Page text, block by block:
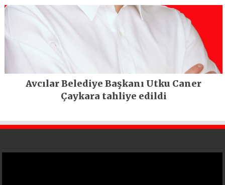
Avcılar Belediye Başkanı Utku Caner
Çaykara tahliye edildi